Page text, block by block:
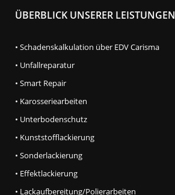
ÜBERBLICK UNSERER LEISTUNGEN
• Schadenskalkulation über EDV Carisma
• Unfallreparatur
• Smart Repair
• Karosseriearbeiten
• Unterbodenschutz
• Kunststofflackierung
• Sonderlackierung
• Effektlackierung
• Lackaufbereitung/Polierarbeiten